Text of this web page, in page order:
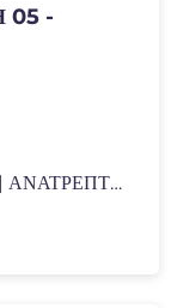
ΤΕΤΑΡΤΗ 05 - ΑΥΓΟΥΣΤΟΥ - 2026 || ΑΝΑΤΡΕΠΤΙΚ�